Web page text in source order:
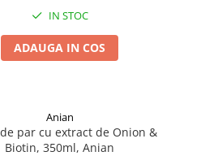
IN STOC
ADAUGA IN COS
Anian
par cu extract de Onion &
Biotin, 350ml, Anian